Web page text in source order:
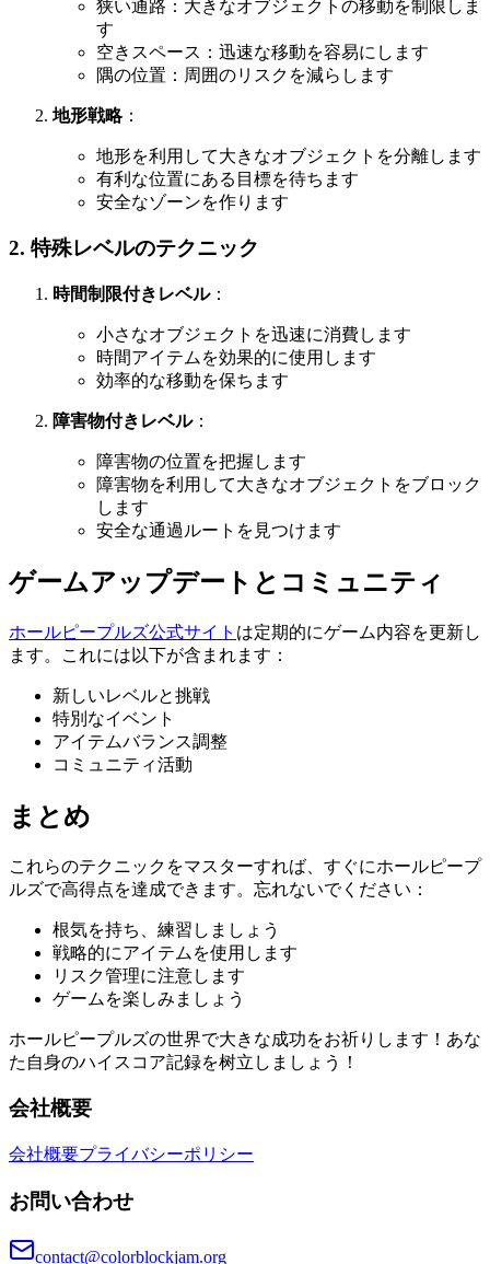
狭い通路：大きなオブジェクトの移動を制限しま
す
空きスペース：迅速な移動を容易にします
隅の位置：周囲のリスクを減らします
地形戦略：
地形を利用して大きなオブジェクトを分離します
有利な位置にある目標を待ちます
安全なゾーンを作ります
2. 特殊レベルのテクニック
時間制限付きレベル：
小さなオブジェクトを迅速に消費します
時間アイテムを効果的に使用します
効率的な移動を保ちます
障害物付きレベル：
障害物の位置を把握します
障害物を利用して大きなオブジェクトをブロック
します
安全な通過ルートを見つけます
ゲームアップデートとコミュニティ
ホールピープルズ公式サイト は定期的にゲーム内容を更新し
ます。これには以下が含まれます：
新しいレベルと挑戦
特別なイベント
アイテムバランス調整
コミュニティ活動
まとめ
これらのテクニックをマスターすれば、すぐにホールピープ
ルズで高得点を達成できます。忘れないでください：
根気を持ち、練習しましょう
戦略的にアイテムを使用します
リスク管理に注意します
ゲームを楽しみましょう
ホールピープルズの世界で大きな成功をお祈りします！あな
た自身のハイスコア記録を树立しましょう！
会社概要
会社概要プライバシーポリシー
お問い合わせ
contact@colorblockjam.org